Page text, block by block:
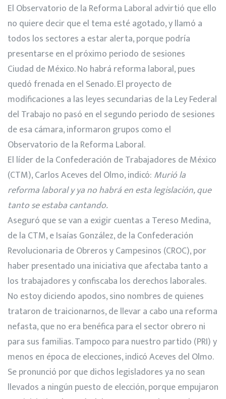
El Observatorio de la Reforma Laboral advirtió que ello
no quiere decir que el tema esté agotado, y llamó a
todos los sectores a estar alerta, porque podría
presentarse en el próximo periodo de sesiones
Ciudad de México. No habrá reforma laboral, pues
quedó frenada en el Senado. El proyecto de
modificaciones a las leyes secundarias de la Ley Federal
del Trabajo no pasó en el segundo periodo de sesiones
de esa cámara, informaron grupos como el
Observatorio de la Reforma Laboral.
El líder de la Confederación de Trabajadores de México
(CTM), Carlos Aceves del Olmo, indicó: Murió la
reforma laboral y ya no habrá en esta legislación, que
tanto se estaba cantando.
Aseguró que se van a exigir cuentas a Tereso Medina,
de la CTM, e Isaías González, de la Confederación
Revolucionaria de Obreros y Campesinos (CROC), por
haber presentado una iniciativa que afectaba tanto a
los trabajadores y confiscaba los derechos laborales.
No estoy diciendo apodos, sino nombres de quienes
trataron de traicionarnos, de llevar a cabo una reforma
nefasta, que no era benéfica para el sector obrero ni
para sus familias. Tampoco para nuestro partido (PRI) y
menos en época de elecciones, indicó Aceves del Olmo.
Se pronunció por que dichos legisladores ya no sean
llevados a ningún puesto de elección, porque empujaron